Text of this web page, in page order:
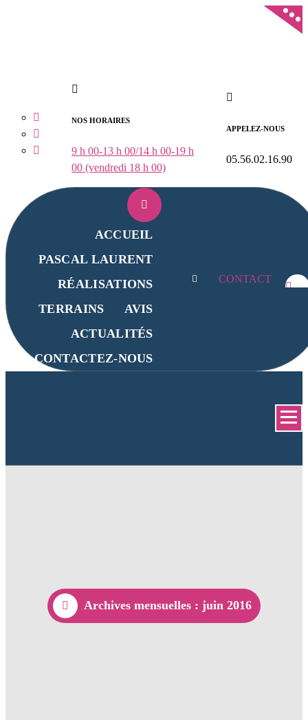
NOS HORAIRES
9 h 00-13 h 00/14 h 00-19 h
00 (vendredi 18 h 00)
APPELEZ-NOUS
05.56.02.16.90
ACCUEIL
PASCAL LAURENT
RÉALISATIONS
TERRAINS
AVIS
ACTUALITÉS
CONTACTEZ-NOUS
CONTACT
Archives mensuelles : juin 2016